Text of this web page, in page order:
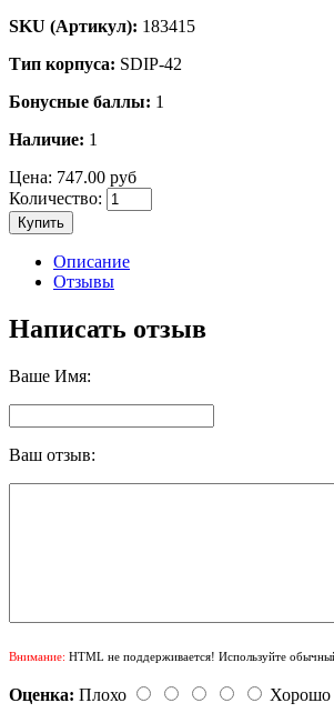
SKU (Артикул): 183415
Тип корпуса: SDIP-42
Бонусные баллы: 1
Наличие: 1
Цена: 747.00 руб
Количество:
Купить
Описание
Отзывы
Написать отзыв
Ваше Имя:
Ваш отзыв:
Внимание: HTML не поддерживается! Используйте обычный
Оценка: Плохо
Хорошо